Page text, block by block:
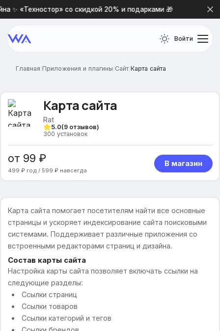
✨ «Техностор» со скидкой 20% и подарками 🎁
Войти
Главная/Приложения и плагины/Сайт/Карта сайта
Карта сайта
Rat
5.0(9отзывов)
300 установок
от 99 ₽
499 ₽ год / 599 ₽ навсегда
В магазин
Карта сайта помогает посетителям найти все основные
страницы и ускоряет индексирование сайта поисковыми
системами. Поддерживает различные приложения со
встроенными редакторами страниц и дизайна.
Состав карты сайта
Настройка карты сайта позволяет включать ссылки на
следующие разделы:
Ссылки страниц
Ссылки товаров
Ссылки категорий и тегов